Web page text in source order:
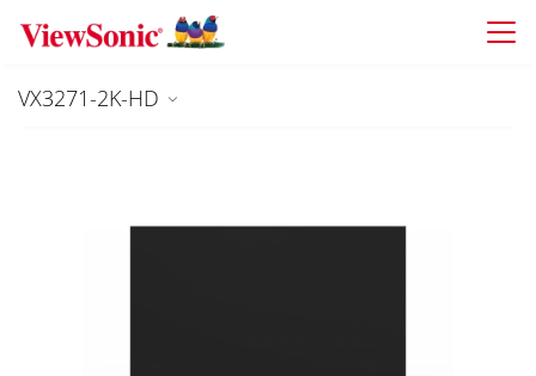
Skip to main content
VX3271-2K-HD